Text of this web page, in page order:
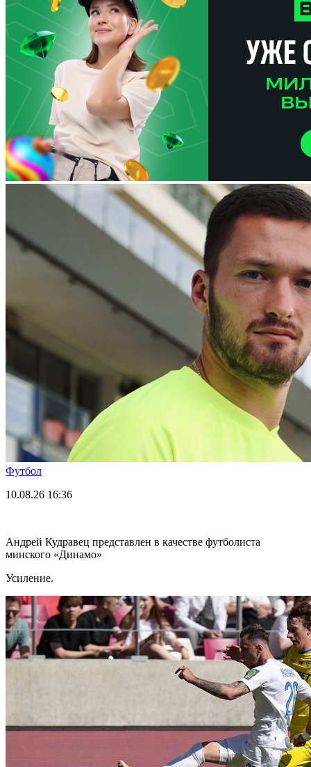
Футбол
10.08.26 16:36
Андрей Кудравец представлен в качестве футболиста
минского «Динамо»
Усиление.